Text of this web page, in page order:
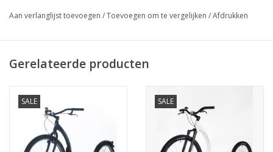
Spatborden inbegrepen
Aan verlanglijst toevoegen /Toevoegen om te vergelijken /Afdrukken
Gerelateerde producten
SALE SALE